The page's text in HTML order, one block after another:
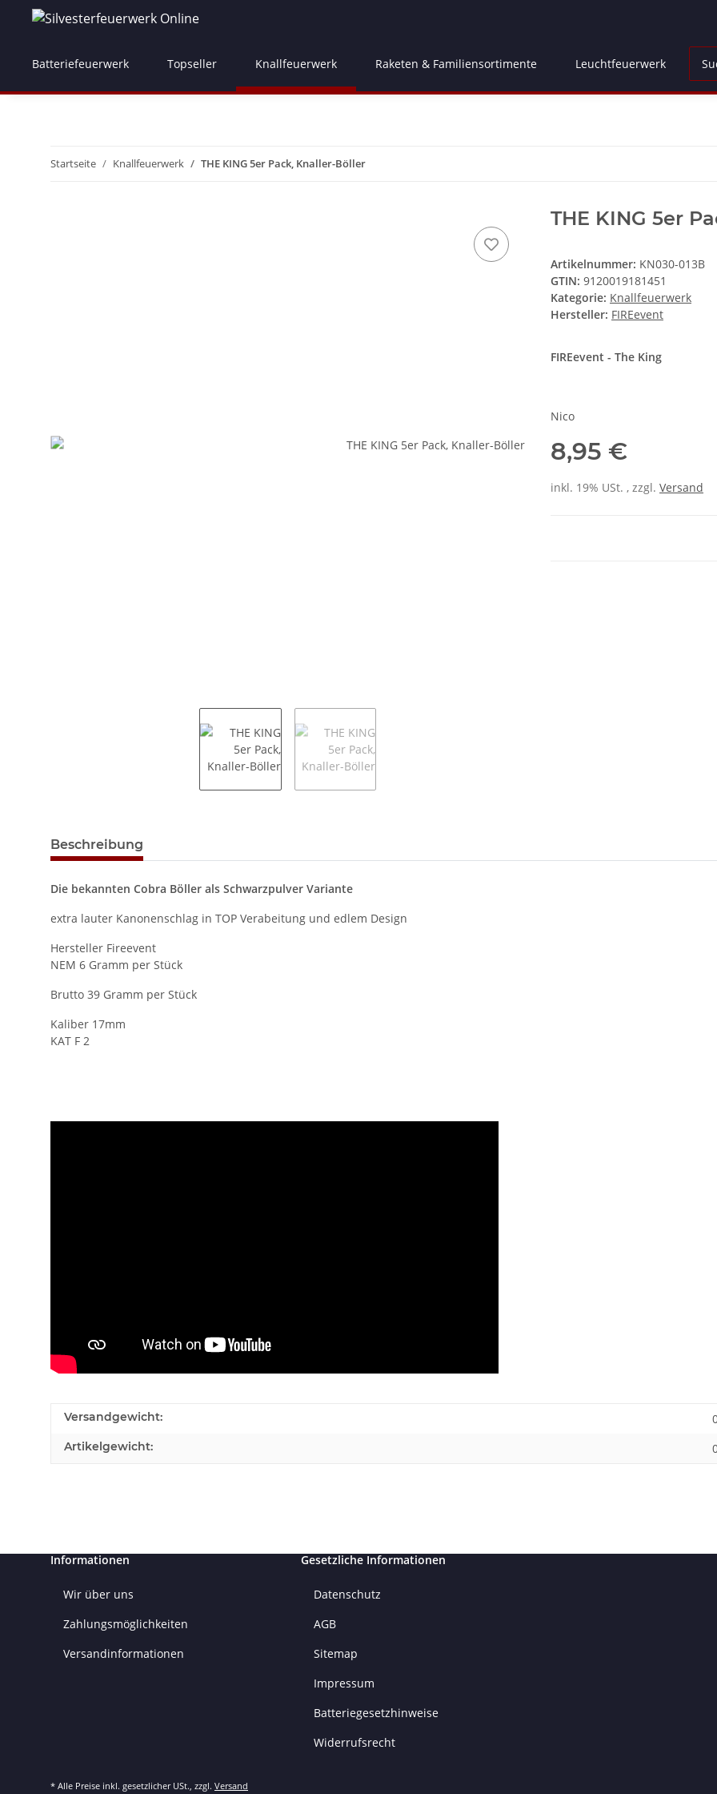
Batteriefeuerwerk Topseller Knallfeuerwerk Raketen & Familiensortimente Leuchtfeuerwerk
Startseite Knallfeuerwerk THE KING 5er Pack, Knaller-Böller
THE KING 5er
Artikelnummer: KN030-013B
GTIN: 9120019181451
Kategorie: Knallfeuerwerk
Hersteller: FIREevent
FIREevent - The King
Nico
8,95 €
inkl. 19% USt. , zzgl. Versand
Beschreibung
Die bekannten Cobra Böller als Schwarzpulver Variante
extra lauter Kanonenschlag in TOP Verabeitung und edlem Design
Hersteller Fireevent
NEM 6 Gramm per Stück
Brutto 39 Gramm per Stück
Kaliber 17mm
KAT F 2
Versandgewicht:
Artikelgewicht:
Informationen
Wir über uns
Zahlungsmöglichkeiten
Versandinformationen
Gesetzliche Informationen
Datenschutz
AGB
Sitemap
Impressum
Batteriegesetzhinweise
Widerrufsrecht
* Alle Preise inkl. gesetzlicher USt., zzgl. Versand